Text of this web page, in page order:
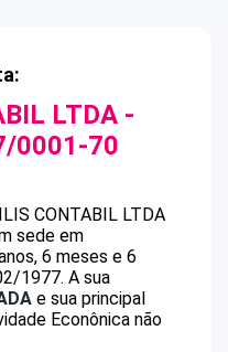
LTDA -
0001-70
CONTABIL LTDA
sede em
6 meses e 6
1977. A sua
e sua principal
Econônica não